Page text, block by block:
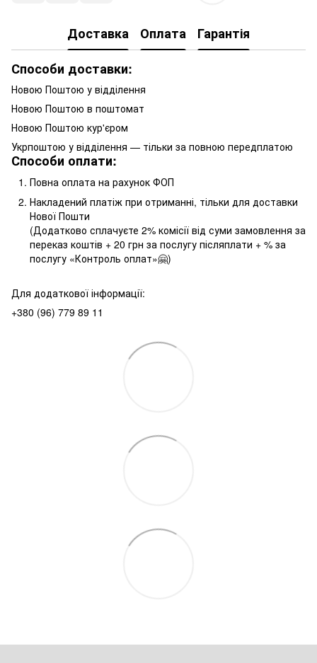
Доставка Оплата
Гарантія
Способи доставки:
Новою Поштою у відділення
Новою Поштою в поштомат
Новою Поштою кур'єром
Укрпоштою у відділення — тільки за повною передплатою
Способи оплати:
Повна оплата на рахунок ФОП
Накладений платіж при отриманні, тільки для доставки
Нової Пошти
(Додатково сплачуєте 2% комісії від суми замовлення за
переказ коштів + 20 грн за послугу післяплати + % за
послугу «Контроль оплат»🤗)
Для додаткової інформації:
+380 (96) 779 89 11